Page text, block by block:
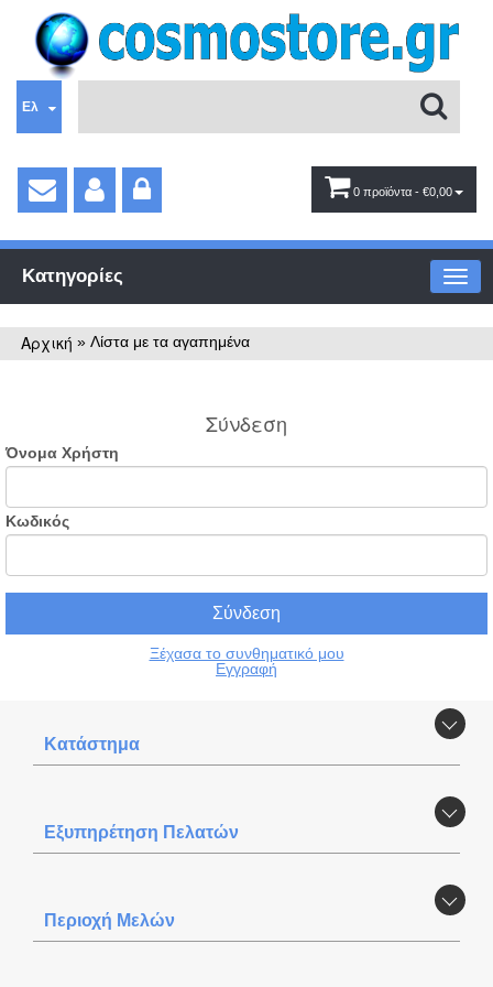
Ελ
0 προϊόντα - €0,00
Κατηγορίες
Αρχική » Λίστα με τα αγαπημένα
Σύνδεση
Όνομα Χρήστη
Κωδικός
Ξέχασα το συνθηματικό μου
Εγγραφή
Κατάστημα
Εξυπηρέτηση Πελατών
Περιοχή Mελών